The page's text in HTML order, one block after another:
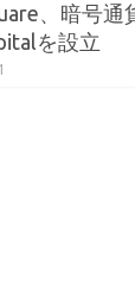
、暗号通
を設立